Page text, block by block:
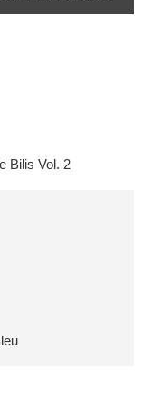
Bilis Vol. 2